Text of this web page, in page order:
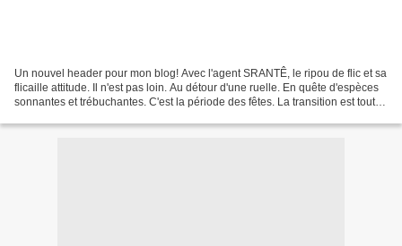
Un nouvel header pour mon blog! Avec l'agent SRANTÊ, le ripou de flic et sa
flicaille attitude. Il n'est pas loin. Au détour d'une ruelle. En quête d'espèces
sonnantes et trébuchantes. C'est la période des fêtes. La transition est toute